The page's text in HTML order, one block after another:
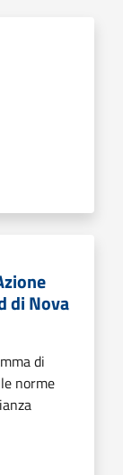
di Nova
di
norme